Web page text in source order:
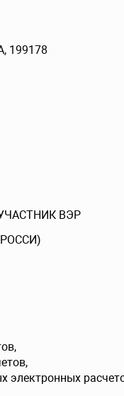
199178
ВЭР
электронных